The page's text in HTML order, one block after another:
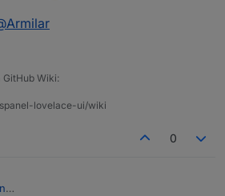
Armilar
GitHub Wiki:
lovelace-ui/wiki
0